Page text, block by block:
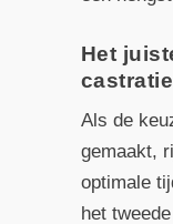
Het
castratie
Als de
gemaakt,
optimale
het